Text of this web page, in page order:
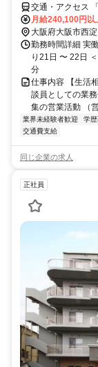
交通・アクセス
月給240,100円以
大阪府大阪市西
勤務時間詳細 実
り21日 〜 22日
分
仕事内容 【生活
談員としての業
集の営業活動 （
業界未経験者歓迎 学
交通費支給
同じ企業の求人
正社員